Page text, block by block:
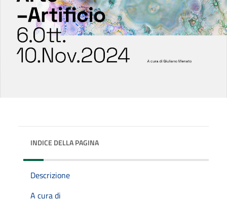
INDICE DELLA PAGINA
Descrizione
A cura di